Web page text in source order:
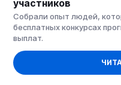
участников
Собрали опыт людей,
бесплатных конкурсах
выплат.